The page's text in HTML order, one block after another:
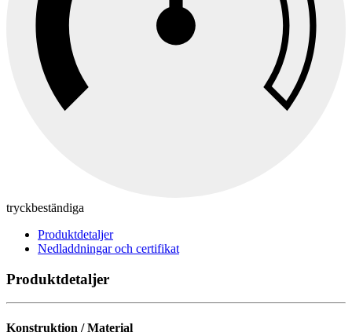
tryckbeständiga
Produktdetaljer
Nedladdningar och certifikat
Produktdetaljer
Konstruktion / Material